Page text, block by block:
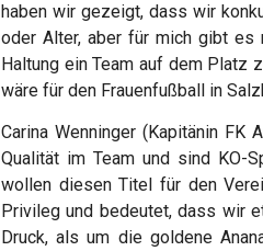
haben wir gezeigt, dass wir
oder Alter, aber für mich gibt es
Haltung ein Team auf dem Platz
wäre für den Frauenfußball in
Carina Wenninger (Kapitänin FK
Qualität im Team und sind KO-
wollen diesen Titel für den
Privileg und bedeutet, dass wir
Druck, als um die goldene